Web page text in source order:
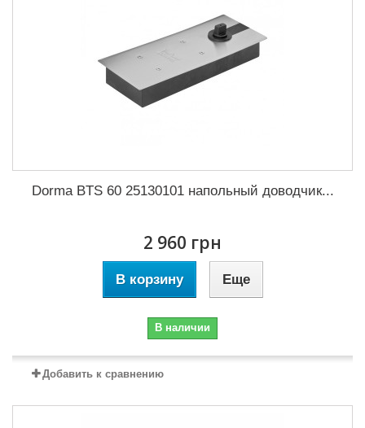
Dorma BTS 60 25130101 напольный доводчик...
2 960 грн
В корзину Еще
В наличии
Добавить к сравнению